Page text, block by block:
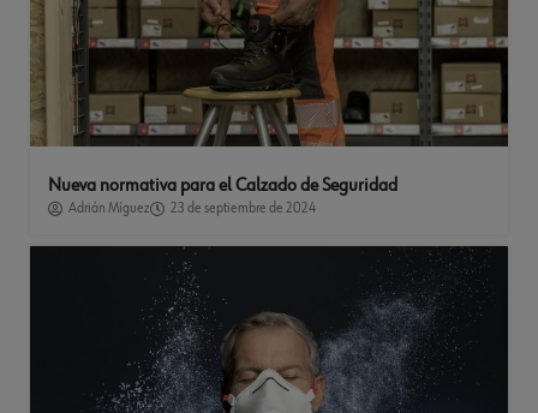
Nueva normativa para el Calzado de Seguridad
Adrián Míguez 23 de septiembre de 2024